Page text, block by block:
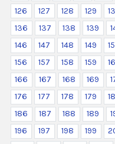
126
127 128 129
136
137 138 139
146
147 148 149
156
157 158 159
166
167 168 169
176
177 178 179
186
187 188 189
196
197 198 199